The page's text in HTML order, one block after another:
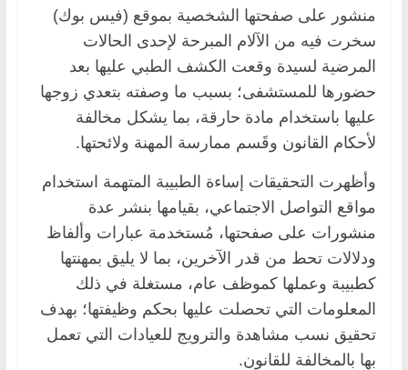
منشور على صفحتها الشخصية بموقع (فيس بوك)
سخرت فيه من الآلام المبرحة لإحدى الحالات
المرضية لسيدة وقعت الكشف الطبي عليها بعد
حضورها للمستشفى؛ بسبب ما وصفته بتعدي زوجها
عليها باستخدام مادة حارقة، بما يشكل مخالفة
لأحكام القانون وقَسم ممارسة المهنة ولائحتها.
وأظهرت التحقيقات إساءة الطبيبة المتهمة استخدام
مواقع التواصل الاجتماعي، بقيامها بنشر عدة
منشورات على صفحتها، مُستخدمة عبارات وألفاظ
ودلالات تحط من قدر الآخرين، بما لا يليق بمهنتها
كطبيبة وعملها كموظف عام، مستغلة في ذلك
المعلومات التي تحصلت عليها بحكم وظيفتها؛ بهدف
تحقيق نسب مشاهدة والترويج للعيادات التي تعمل
بها بالمخالفة للقانون.